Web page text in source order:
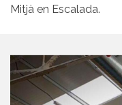
Mitjà en Escalada.